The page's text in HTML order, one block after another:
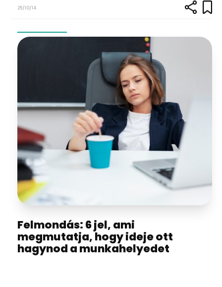
25/10/14
Felmondás: 6 jel, ami
megmutatja, hogy ideje ott
hagynod a munkahelyedet